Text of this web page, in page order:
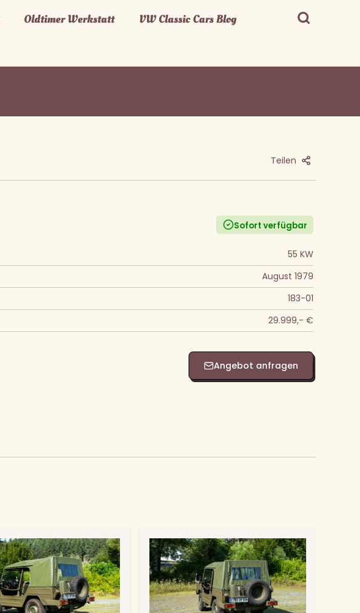
Oldtimer Werkstatt
VW Classic Cars Blog
Teilen
Sofort verfügbar
55 KW
August 1979
183-01
29.999,- €
Angebot anfragen